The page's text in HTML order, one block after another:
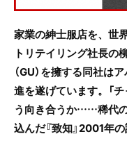
家業の紳士服店を、世
トリテイリング社長の
（GU）を擁する同社は
進を遂げています。「チ
う向き合うか……稀代
込んだ『致知』2001年